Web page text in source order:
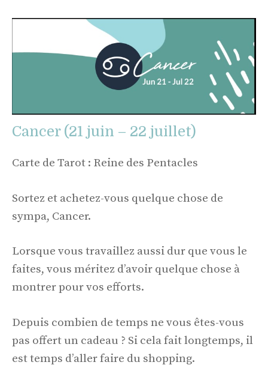
Cancer (21 juin – 22 juillet)
Carte de Tarot : Reine des Pentacles
Sortez et achetez-vous quelque chose de
sympa, Cancer.
Lorsque vous travaillez aussi dur que vous le
faites, vous méritez d’avoir quelque chose à
montrer pour vos efforts.
Depuis combien de temps ne vous êtes-vous
pas offert un cadeau ? Si cela fait longtemps, il
est temps d’aller faire du shopping.